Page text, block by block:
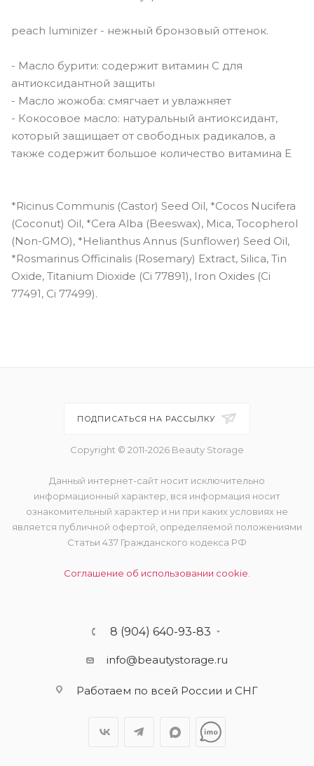
peach luminizer - нежный бронзовый оттенок.
- Масло бурити: содержит витамин С для
антиоксидантной защиты
- Масло жожоба: смягчает и увлажняет
- Кокосовое масло: натуральный антиоксидант,
который защищает от свободных радикалов, а
также содержит большое количество витамина Е
*Ricinus Communis (Castor) Seed Oil, *Cocos Nucifera
(Coconut) Oil, *Cera Alba (Beeswax), Mica, Tocopherol
(Non-GMO), *Helianthus Annus (Sunflower) Seed Oil,
*Rosmarinus Officinalis (Rosemary) Extract, Silica, Tin
Oxide, Titanium Dioxide (Ci 77891), Iron Oxides (Ci
77491, Ci 77499).
ПОДПИСАТЬСЯ НА РАССЫЛКУ
Copyright © 2011-2026 Beauty Storage
Данный интернет-сайт носит исключительно
информационный характер, вся информация носит
ознакомительный характер и ни при каких условиях не
является публичной офертой, определяемой положениями
Статьи 437 Гражданского кодекса РФ
Соглашение об использовании cookie.
8 (904) 640-93-83
info@beautystorage.ru
Работаем по всей России и СНГ